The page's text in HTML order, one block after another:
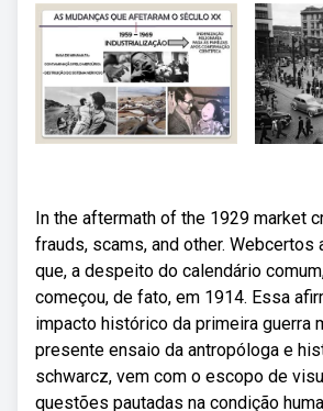
In the aftermath of the 1929 market
frauds, scams, and other. Webcertos
que, a despeito do calendário
começou, de fato, em 1914. Essa
impacto histórico da primeira guerra
presente ensaio da antropóloga e
schwarcz, vem com o escopo de
questões pautadas na condição